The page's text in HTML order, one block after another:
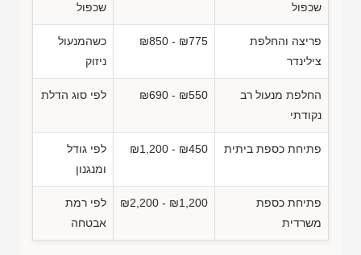
שכפול
שכפול
פריצה והחלפת
צילינדר
₪850 - ₪775
כשהמנעול
ניזוק
החלפת מנעול רב
נקודתי
₪690 - ₪550 לפי סוג הדלת
פתיחת כספת ביתית ₪1,200 - ₪450
לפי גודל
ומנגנון
פתיחת כספת
משרדית
₪2,200 - ₪1,200
לפי רמת
אבטחה